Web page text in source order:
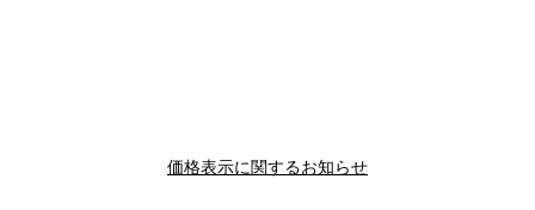
価格表示に関するお知らせ